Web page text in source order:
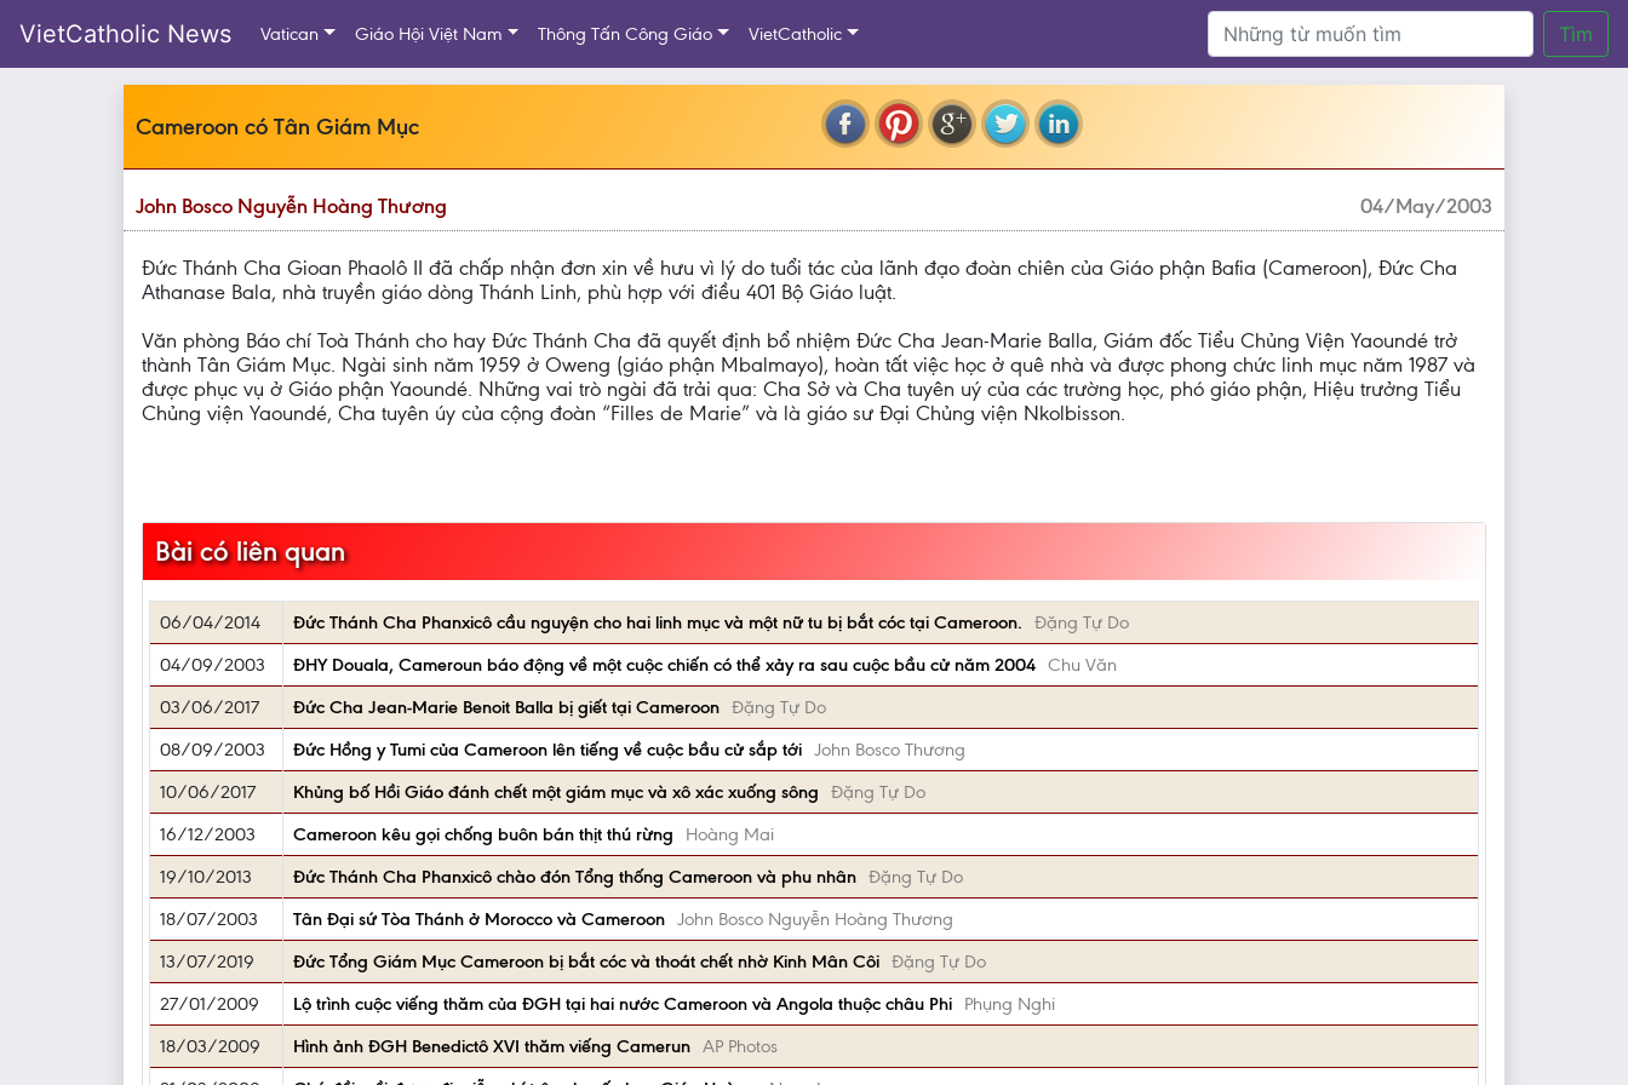
VietCatholic News Vatican Giáo Hội Việt Nam Thông Tấn Công Giáo VietCatholic Tìm
Cameroon có Tân Giám Mục
John Bosco Nguyễn Hoàng Thương 04/May/2003
Đức Thánh Cha Gioan Phaolô II đã chấp nhận đơn xin về hưu vì lý do tuổi tác của lãnh đạo đoàn chiên của Giáo phận Bafia (Cameroon), Đức Cha
Athanase Bala, nhà truyền giáo dòng Thánh Linh, phù hợp với điều 401 Bộ Giáo luật.
Văn phòng Báo chí Toà Thánh cho hay Đức Thánh Cha đã quyết định bổ nhiệm Đức Cha Jean-Marie Balla, Giám đốc Tiểu Chủng Viện Yaoundé trở
thành Tân Giám Mục. Ngài sinh năm 1959 ở Oweng (giáo phận Mbalmayo), hoàn tất việc học ở quê nhà và được phong chức linh mục năm 1987 và
được phục vụ ở Giáo phận Yaoundé. Những vai trò ngài đã trải qua: Cha Sở và Cha tuyên uý của các trường học, phó giáo phận, Hiệu trưởng Tiểu
Chủng viện Yaoundé, Cha tuyên úy của cộng đoàn “Filles de Marie” và là giáo sư Đại Chủng viện Nkolbisson.
Bài có liên quan
06/04/2014 Đức Thánh Cha Phanxicô cầu nguyện cho hai linh mục và một nữ tu bị bắt cóc tại Cameroon.
Đặng Tự Do
04/09/2003
ÐHY Douala, Cameroun báo động về một cuộc chiến có thể xảy ra sau cuộc bầu cử năm 2004 Chu Văn
03/06/2017
Đức Cha Jean-Marie Benoit Balla bị giết tại Cameroon Đặng Tự Do
08/09/2003
Đức Hồng y Tumi của Cameroon lên tiếng về cuộc bầu cử sắp tới John Bosco Thương
10/06/2017
Khủng bố Hồi Giáo đánh chết một giám mục và xô xác xuống sông
Đặng Tự Do
16/12/2003
Cameroon kêu gọi chống buôn bán thịt thú rừng
Hoàng Mai
19/10/2013
Đức Thánh Cha Phanxicô chào đón Tổng thống Cameroon và phu nhân Đặng Tự Do
18/07/2003
Tân Đại sứ Tòa Thánh ở Morocco và Cameroon John Bosco Nguyễn Hoàng Thương
13/07/2019
Đức Tổng Giám Mục Cameroon bị bắt cóc và thoát chết nhờ Kinh Mân Côi Đặng Tự Do
27/01/2009
Lộ trình cuộc viếng thăm của ĐGH tại hai nước Cameroon và Angola thuộc châu Phi
Phụng Nghi
18/03/2009
Hình ảnh ĐGH Benedictô XVI thăm viếng Camerun AP Photos